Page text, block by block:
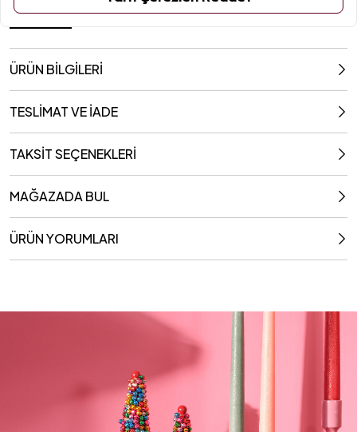
32x10 Cm
ÜRÜN BİLGİLERİ
TESLİMAT VE İADE
TAKSİT SEÇENEKLERİ
MAĞAZADA BUL
ÜRÜN YORUMLARI